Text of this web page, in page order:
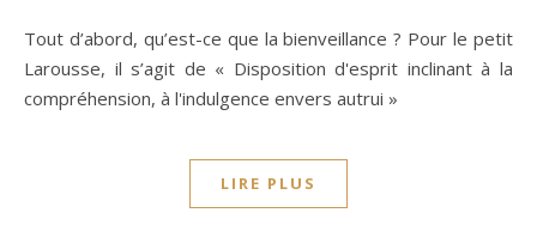
Tout d’abord, qu’est-ce que la bienveillance ? Pour le petit
Larousse, il s’agit de « Disposition d'esprit inclinant à la
compréhension, à l'indulgence envers autrui »
LIRE PLUS